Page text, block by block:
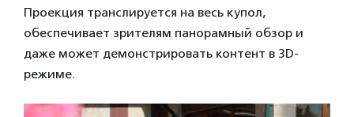
Проекция транслируется на весь купол,
обеспечивает зрителям панорамный обзор и
даже может демонстрировать контент в 3D-
режиме.